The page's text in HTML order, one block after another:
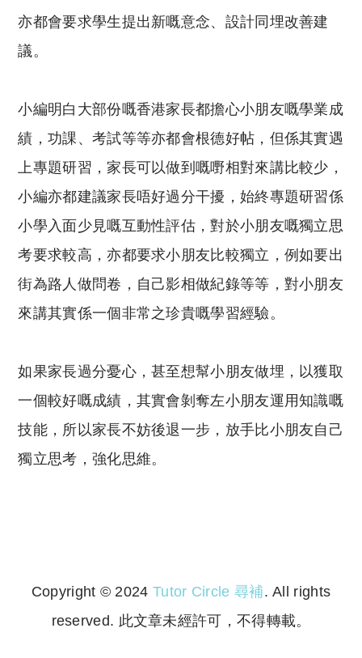
亦都會要求學生提出新嘅意念、設計同埋改善建
議。
小編明白大部份嘅香港家長都擔心小朋友嘅學業成
績，功課、考試等等亦都會根德好帖，但係其實遇
上專題研習，家長可以做到嘅嘢相對來講比較少，
小編亦都建議家長唔好過分干擾，始終專題研習係
小學入面少見嘅互動性評估，對於小朋友嘅獨立思
考要求較高，亦都要求小朋友比較獨立，例如要出
街為路人做問卷，自己影相做紀錄等等，對小朋友
來講其實係一個非常之珍貴嘅學習經驗。
如果家長過分憂心，甚至想幫小朋友做埋，以獲取
一個較好嘅成績，其實會剝奪左小朋友運用知識嘅
技能，所以家長不妨後退一步，放手比小朋友自己
獨立思考，強化思維。
Copyright © 2024 Tutor Circle 尋補. All rights
reserved. 此文章未經許可，不得轉載。